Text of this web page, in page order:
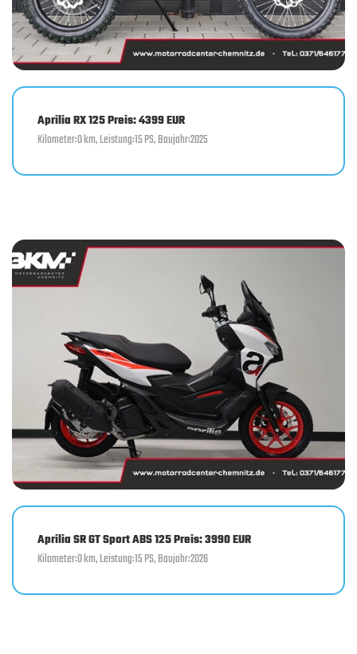
Aprilia RX 125 Preis: 4399 EUR
Kilometer:0 km, Leistung:15 PS, Baujahr:2025
Aprilia SR GT Sport ABS 125 Preis: 3990 EUR
Kilometer:0 km, Leistung:15 PS, Baujahr:2026